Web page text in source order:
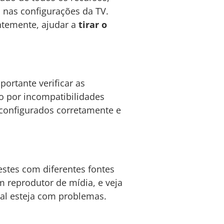
configurações da TV.
ajudar a tirar o
verificar as
por incompatibilidades
corretamente e
com diferentes fontes
reprodutor de mídia, e veja
esteja com problemas.